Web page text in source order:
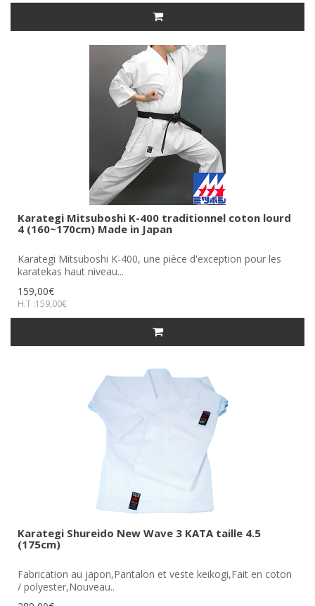
Karategi Mitsuboshi K-400 traditionnel coton lourd
4 (160~170cm) Made in Japan
Karategi Mitsuboshi K-400, une pièce d'exception pour les
karatekas haut niveau...
159,00€
H.T :159,00€
Karategi Shureido New Wave 3 KATA taille 4.5
(175cm)
Fabrication au japon,Pantalon et veste keikogi,Fait en coton
/ polyester,Nouveau..